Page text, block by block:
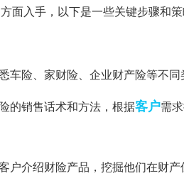
面入手，以下是一些关键步骤和策
车险、家财险、企业财产险等不
的销售话术和方法，根据客户需
户介绍财险产品，挖掘他们在财产